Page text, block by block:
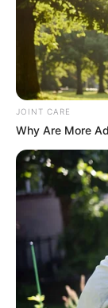
ฤกษ์มงคล
ฤกษ์สะเด
มงคลสำ
ฤกษ์มงคล
ฤกษ์ดีขอ
พฤษภาค
JOINT CARE
Why Are More